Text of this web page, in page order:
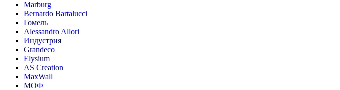
Marburg
Bernardo Bartalucci
Гомель
Alessandro Allori
Индустрия
Grandeco
Elysium
AS Creation
MaxWall
МОФ